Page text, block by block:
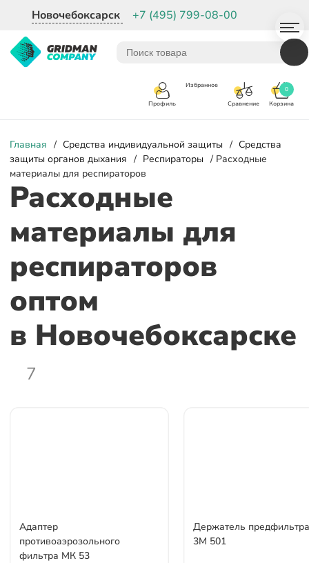
Новочебоксарск +7 (495) 799-08-00
Профиль
Избранное
Сравнение Корзина
0
Главная / Средства индивидуальной защиты / Средства
защиты органов дыхания / Респираторы / Расходные
материалы для респираторов
Расходные
материалы для
респираторов
оптом
в Новочебоксарске
7
Адаптер
противоаэрозольного
фильтра МК 53
Держатель предфильтра
3М 501